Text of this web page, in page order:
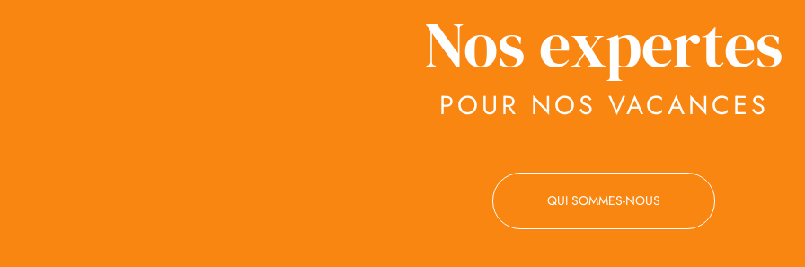
Nos expertes
POUR NOS VACANCES
QUI SOMMES-NOUS